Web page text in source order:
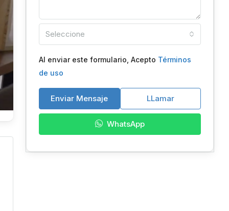
Seleccione
Al enviar este formulario, Acepto Términos
de uso
Enviar Mensaje LLamar
WhatsApp